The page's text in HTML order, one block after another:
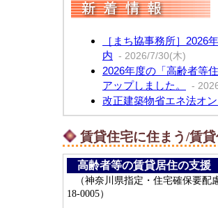
［まち協事務所］2026
内 - 2026/7/30(木)
2026年度の「高齢者等
アップしました。
-
改正建築物省エネ法オ
- 2024/11/18(月)
被災住宅建築士相談員
信 - 2024/5/2(木)
まち協の新たな居住支
ご利用ください。 まち
ス」
賃貸住宅に住まう/賃
高齢者等の賃貸居住の支援
（神奈川県指定・住宅確保要配
18-0005）